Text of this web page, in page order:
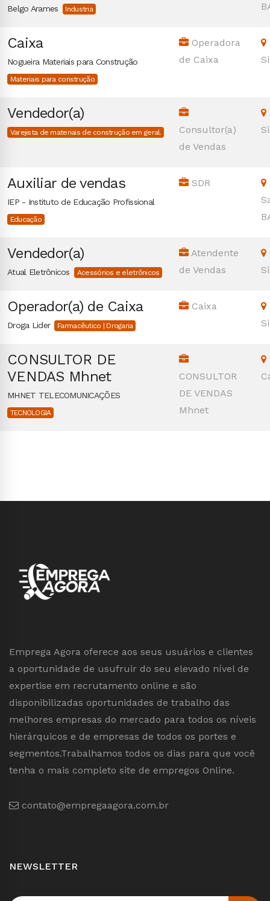
Belgo Arames Industria
Caixa
Nogueira Materiais para Construção
Materiais para construção
Operadora
de Caixa
Vendedor(a)
Varejista de materiais de construção em geral.
Consultor(a)
de Vendas
Auxiliar de vendas
IEP - Instituto de Educação Profissional
Educação
SDR
Vendedor(a)
Atual Eletrônicos Acessórios e eletrônicos
Atendente
de Vendas
Operador(a) de Caixa
Droga Lider Farmacêutico | Drogaria
Caixa
CONSULTOR DE
VENDAS Mhnet
MHNET TELECOMUNICAÇÕES
TECNOLOGIA
CONSULTOR
DE VENDAS
Mhnet
Emprega Agora oferece aos seus usuários e clientes
a oportunidade de usufruir do seu elevado nível de
expertise em recrutamento online e são
disponibilizadas oportunidades de trabalho das
melhores empresas do mercado para todos os níveis
hierárquicos e de empresas de todos os portes e
segmentos.Trabalhamos todos os dias para que você
tenha o mais completo site de empregos Online.
contato@empregaagora.com.br
NEWSLETTER